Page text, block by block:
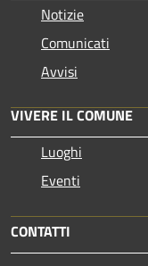
Notizie
Comunicati
Avvisi
VIVERE IL COMUNE
Luoghi
Eventi
CONTATTI